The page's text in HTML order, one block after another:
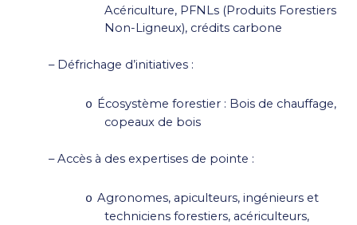
Acériculture, PFNLs (Produits Forestiers
Non-Ligneux), crédits carbone
– Défrichage d’initiatives :
o Écosystème forestier : Bois de chauffage,
copeaux de bois
–Accès à des expertises de pointe :
o Agronomes, apiculteurs, ingénieurs et
techniciens forestiers, acériculteurs,